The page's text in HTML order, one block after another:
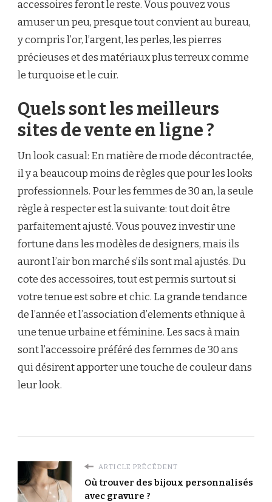
accessoires feront le reste. Vous pouvez vous
amuser un peu, presque tout convient au bureau,
y compris l’or, l’argent, les perles, les pierres
précieuses et des matériaux plus terreux comme
le turquoise et le cuir.
Quels sont les meilleurs
sites de vente en ligne ?
Un look casual: En matière de mode décontractée,
il y a beaucoup moins de règles que pour les looks
professionnels. Pour les femmes de 30 an, la seule
règle à respecter est la suivante: tout doit être
parfaitement ajusté. Vous pouvez investir une
fortune dans les modèles de designers, mais ils
auront l’air bon marché s’ils sont mal ajustés. Du
cote des accessoires, tout est permis surtout si
votre tenue est sobre et chic. La grande tendance
de l’année et l’association d’elements ethnique à
une tenue urbaine et féminine. Les sacs à main
sont l’accessoire préféré des femmes de 30 ans
qui désirent apporter une touche de couleur dans
leur look.
ARTICLE PRÉCÉDENT
Où trouver des bijoux personnalisés
avec gravure ?